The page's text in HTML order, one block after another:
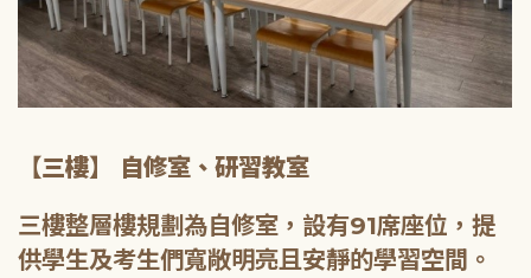
【三樓】 自修室、研習教室
三樓整層樓規劃為自修室，設有91席座位，提
供學生及考生們寬敞明亮且安靜的學習空間。